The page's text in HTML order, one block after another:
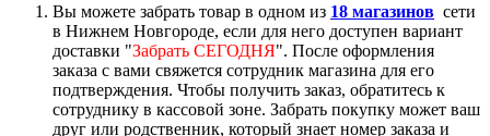
Вы можете забрать товар в одном из 18 магазинов сети
в Нижнем Новгороде, если для него доступен вариант
доставки "Забрать СЕГОДНЯ". После оформления
заказа с вами свяжется сотрудник магазина для его
подтверждения. Чтобы получить заказ, обратитесь к
сотруднику в кассовой зоне. Забрать покупку может ваш
друг или родственник, который знает номер заказа и